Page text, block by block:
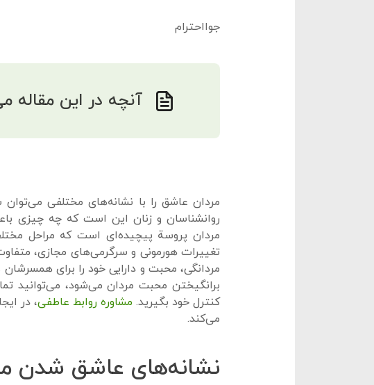
جوااحترام
آنچه در این مقاله
مردان عاشق را با نشانه‌های مختلفی
روانشناسان و زنان این است که چه چیزی
مردان پروسة پیچیده‌ای است که مراحل
تغییرات هورمونی و سرگرمی‌های مجازی،
مردانگی، محبت و دارایی خود را برای
برانگیختن محبت مردان می‌شود، می‌توانید
کنترل خود بگیرید. مشاوره روابط عاطفی، در
می‌کند.
نشانه‌های عاشق شدن